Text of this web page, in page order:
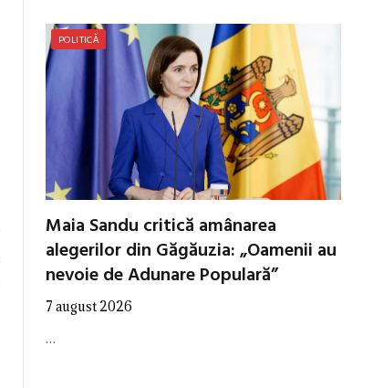
POLITICĂ
Maia Sandu critică amânarea
alegerilor din Găgăuzia: „Oamenii au
nevoie de Adunare Populară”
7 august 2026
…